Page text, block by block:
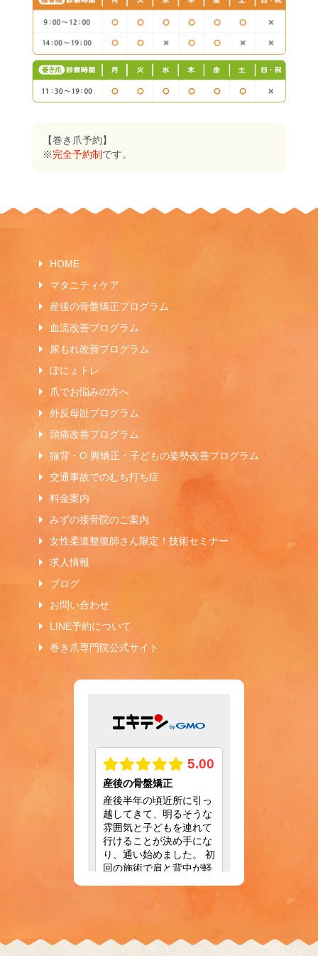
【巻き爪予約】
※完全予約制 です。
HOME
マタニティケア
産後の骨盤矯正プログラム
血流改善プログラム
尿もれ改善プログラム
ぽにょトレ
爪でお悩みの方へ
外反母趾プログラム
頭痛改善プログラム
猫背・O 脚矯正・子どもの姿勢改善プログラム
交通事故でのむち打ち症
料金案内
みずの接骨院のご案内
女性柔道整復師さん限定！技術セミナー
求人情報
ブログ
お問い合わせ
LINE予約について
巻き爪専門院公式サイト